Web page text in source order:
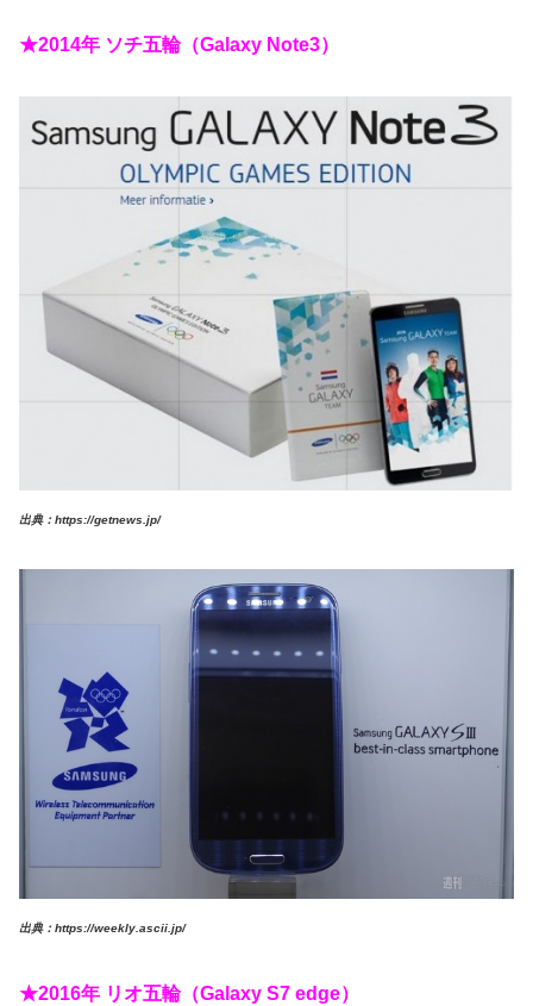
★2014年 ソチ五輪（Galaxy Note3）
出典：https://getnews.jp/
出典：https://weekly.ascii.jp/
★2016年 リオ五輪（Galaxy S7 edge）